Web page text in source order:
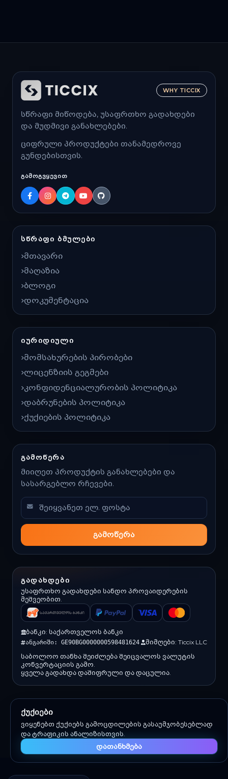
WHY TICCIX
სწრაფი მიწოდება, უსაფრთხო გადახდები
და მუდმივი განახლებები.
ციფრული პროდუქტები თანამედროვე
გუნდებისთვის.
ᲒᲐᲛᲝᲒᲕᲧᲔᲕᲘᲗ
ᲡᲬᲠᲐᲤᲘ ᲑᲛᲣᲚᲔᲑᲘ
მთავარი
მაღაზია
ბლოგი
დოკუმენტაცია
ᲘᲣᲠᲘᲓᲘᲣᲚᲘ
მომსახურების პირობები
ლიცენზიის გეგმები
კონფიდენციალურობის პოლიტიკა
დაბრუნების პოლიტიკა
ქუქიების პოლიტიკა
ᲒᲐᲛᲝᲬᲔᲠᲐ
მიიღეთ პროდუქტის განახლებები და
სასარგებლო რჩევები.
გამოწერა
ᲒᲐᲓᲐᲮᲓᲔᲑᲘ
უსაფრთხო გადახდები სანდო პროვაიდერების
მეშვეობით.
ბანკი: საქართველოს ბანკი
ანგარიში: GE90BG0000000598481624
მიმღები: Ticcix LLC
საბოლოო თანხა შეიძლება შეიცვალოს ვალუტის
კონვერტაციის გამო.
ყველა გადახდა დაშიფრული და დაცულია.
(c) 2026 Ticcix. ყველა უფლება დაცულია.
შექმნილია შემქმნელებისა და გუნდებისთვის
ქუქიები
ვიყენებთ ქუქიებს გამოცდილების გასაუმჯობესებლად
და ტრაფიკის ანალიზისთვის.
დათანხმება